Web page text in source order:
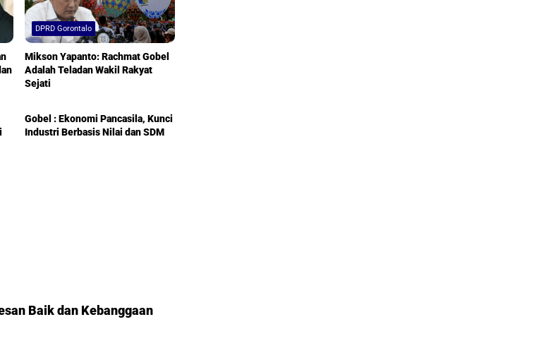
DPRD Gorontalo
Mikson Yapanto: Rachmat Gobel
Adalah Teladan Wakil Rakyat
Sejati
Ekonomi
Gobel : Ekonomi Pancasila, Kunci
Industri Berbasis Nilai dan SDM
Baik dan Kebanggaan